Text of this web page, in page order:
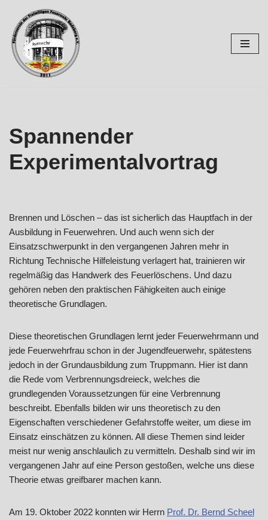
Zum
Inhalt
springen
Spannender
Experimentalvortrag
Brennen und Löschen – das ist sicherlich das Hauptfach in der
Ausbildung in Feuerwehren. Und auch wenn sich der
Einsatzschwerpunkt in den vergangenen Jahren mehr in
Richtung Technische Hilfeleistung verlagert hat, trainieren wir
regelmäßig das Handwerk des Feuerlöschens. Und dazu
gehören neben den praktischen Fähigkeiten auch einige
theoretische Grundlagen.
Diese theoretischen Grundlagen lernt jeder Feuerwehrmann und
jede Feuerwehrfrau schon in der Jugendfeuerwehr, spätestens
jedoch in der Grundausbildung zum Truppmann. Hier ist dann
die Rede vom Verbrennungsdreieck, welches die
grundlegenden Voraussetzungen für eine Verbrennung
beschreibt. Ebenfalls bilden wir uns theoretisch zu den
Eigenschaften verschiedener Gefahrstoffe weiter, um diese im
Einsatz einschätzen zu können. All diese Themen sind leider
meist nur wenig anschlaulich zu vermitteln. Deshalb sind wir im
vergangenen Jahr auf eine Person gestoßen, welche uns diese
Theorie etwas greifbarer machen kann.
Am 19. Oktober 2022 konnten wir Herrn Prof. Dr. Bernd Scheel